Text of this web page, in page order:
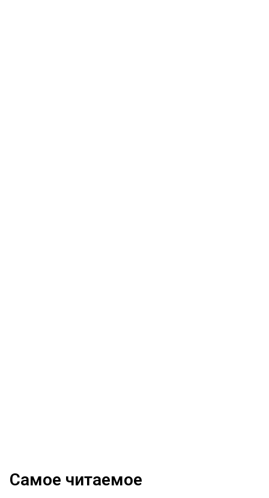
Самое читаемое